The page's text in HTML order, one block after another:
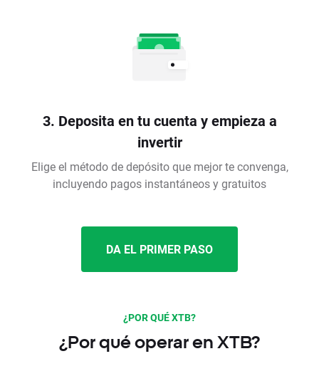
3. Deposita en tu cuenta y empieza a
invertir
Elige el método de depósito que mejor te convenga,
incluyendo pagos instantáneos y gratuitos
DA EL PRIMER PASO
¿POR QUÉ XTB?
¿Por qué operar en XTB?